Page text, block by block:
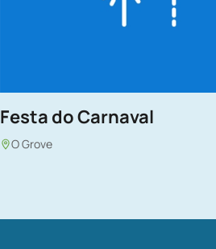
Festa do Carnaval
O Grove